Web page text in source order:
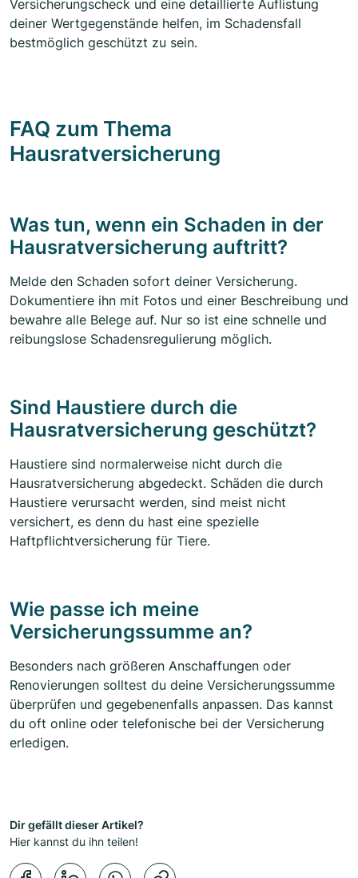
Versicherungscheck und eine detaillierte Auflistung
deiner Wertgegenstände helfen, im Schadensfall
bestmöglich geschützt zu sein.
FAQ zum Thema
Hausratversicherung
Was tun, wenn ein Schaden in der
Hausratversicherung auftritt?
Melde den Schaden sofort deiner Versicherung.
Dokumentiere ihn mit Fotos und einer Beschreibung und
bewahre alle Belege auf. Nur so ist eine schnelle und
reibungslose Schadensregulierung möglich.
Sind Haustiere durch die
Hausratversicherung geschützt?
Haustiere sind normalerweise nicht durch die
Hausratversicherung abgedeckt. Schäden die durch
Haustiere verursacht werden, sind meist nicht
versichert, es denn du hast eine spezielle
Haftpflichtversicherung für Tiere.
Wie passe ich meine
Versicherungssumme an?
Besonders nach größeren Anschaffungen oder
Renovierungen solltest du deine Versicherungssumme
überprüfen und gegebenenfalls anpassen. Das kannst
du oft online oder telefonische bei der Versicherung
erledigen.
Dir gefällt dieser Artikel?
Hier kannst du ihn teilen!